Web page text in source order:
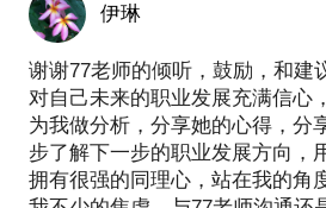
伊琳
谢谢77老师的倾听，鼓励，和建
对自己未来的职业发展充满信心
为我做分析，分享她的心得，分
步了解下一步的职业发展方向，
拥有很强的同理心，站在我的角